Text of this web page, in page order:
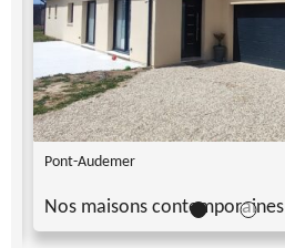
Pont-Audemer
Nos maisons contemporaines